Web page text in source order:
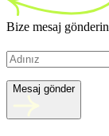
Bize mesaj gönderin
Mesaj gönder